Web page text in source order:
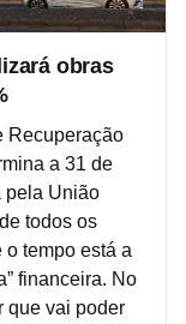
obras
Recuperação
a 31 de
pela União
todos os
o tempo está a
financeira. No
que vai poder